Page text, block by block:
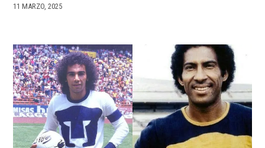
11 MARZO, 2025